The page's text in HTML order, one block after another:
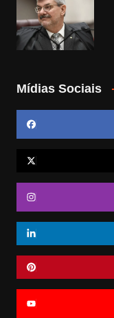
Mídias Sociais